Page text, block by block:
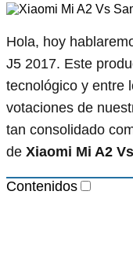
Hola, hoy
J5 2017. Este
tecnológico y entre
votaciones de
tan consolidado
de Xiaomi Mi A2
Contenidos